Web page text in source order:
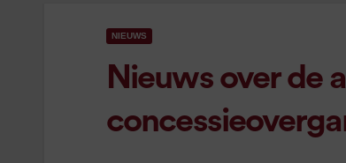
NIEUWS
Nieuws over de